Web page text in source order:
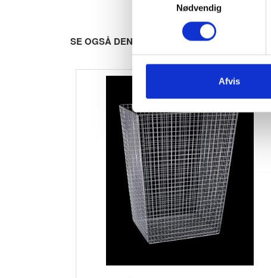
Nødvendig
Afvis
SE OGSÅ DENNE VARE - PASSER GODT